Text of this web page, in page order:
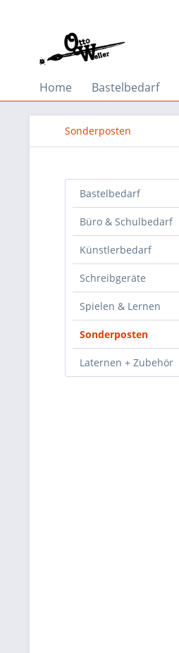
Home Bastelbedarf
Sonderposten
Bastelbedarf
Büro & Schulbedarf
Künstlerbedarf
Schreibgeräte
Spielen & Lernen
Sonderposten
Laternen + Zubehör